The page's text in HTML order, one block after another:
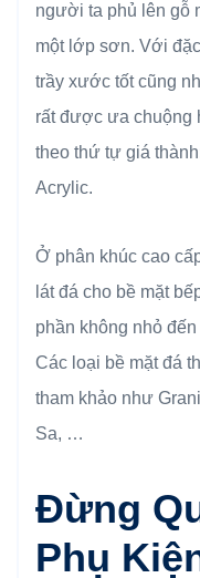
người ta phủ lên gỗ
một lớp sơn. Với
trầy xước tốt cũng
rất được ưa chuộng
theo thứ tự giá
Acrylic.
Ở phân khúc cao
lát đá cho bề mặt
phần không nhỏ
Các loại bề mặt đá
tham khảo như
Sa, …
Đừng
Phụ